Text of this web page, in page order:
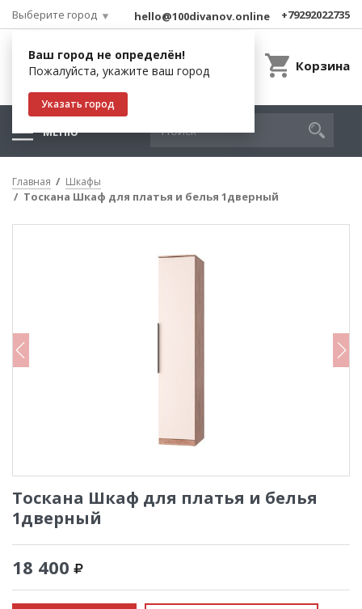
Выберите город
Ваш город не определён!
Пожалуйста, укажите ваш город
Указать город
hello@100divanov.online +79292022735
Корзина
МЕНЮ
Главная Шкафы
Тоскана Шкаф для платья и белья 1дверный
Тоскана Шкаф для платья и белья
1дверный
18 400